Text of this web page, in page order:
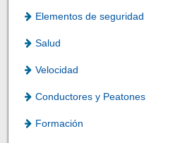
Elementos de seguridad
Salud
Velocidad
Conductores y Peatones
Formación